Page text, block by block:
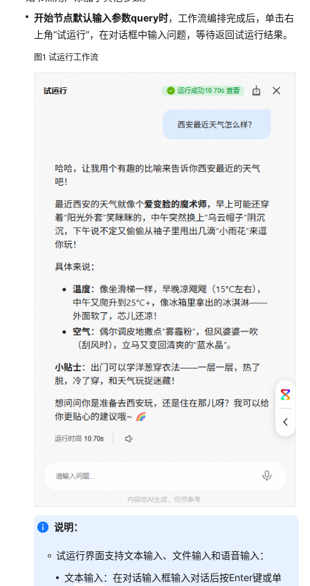
发
单
能
应
工
话
型
工
作
流
务
作
开始节点默认输入参数query时，工作流编排完成后，单击右
上角“试运行”，在对话框中输入问题，等待返回试运行结果。
图1 试运行工作流
说明：
试运行界面支持文本输入、文件输入和语音输入：
文本输入：在对话输入框输入对话后按Enter键或单